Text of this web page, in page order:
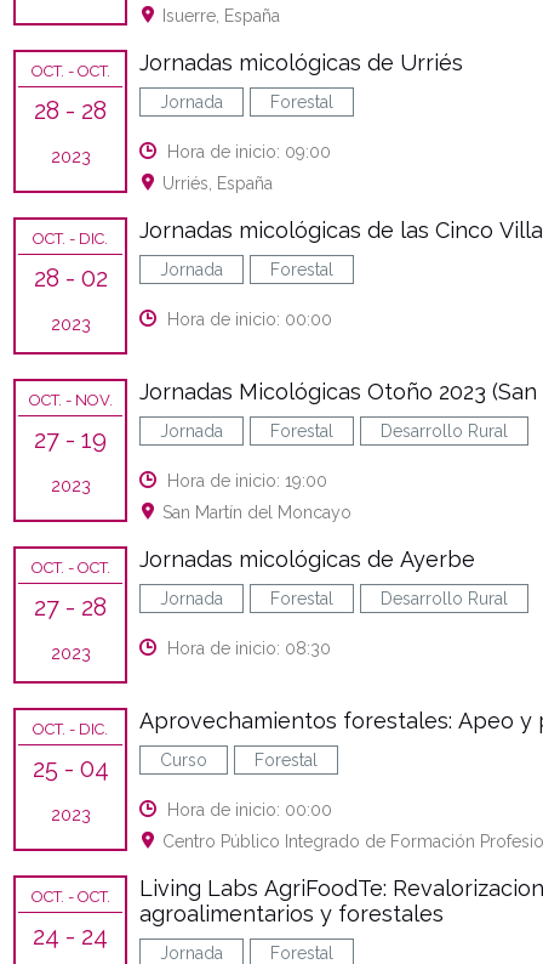
Isuerre, España
OCT. - OCT.
28 - 28
2023
Jornadas micológicas de Urriés
Jornada Forestal
Hora de inicio: 09:00
Urriés, España
OCT. - DIC.
28 - 02
2023
Jornadas micológicas de las Cinco
Jornada Forestal
Hora de inicio: 00:00
OCT. - NOV.
27 - 19
2023
Jornadas Micológicas Otoño 2023
Jornada Forestal Desarrollo Rural
Hora de inicio: 19:00
San Martín del Moncayo
OCT. - OCT.
27 - 28
2023
Jornadas micológicas de Ayerbe
Jornada Forestal Desarrollo Rural
Hora de inicio: 08:30
OCT. - DIC.
25 - 04
2023
Aprovechamientos forestales: Apeo
Curso Forestal
Hora de inicio: 00:00
Centro Público Integrado de Formación
OCT. - OCT.
24 - 24
Living Labs AgriFoodTe:
agroalimentarios y forestales
Jornada Forestal